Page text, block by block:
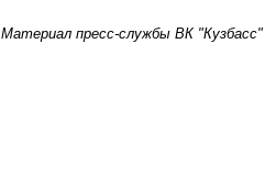
Материал пресс-службы ВК "Кузбасс"